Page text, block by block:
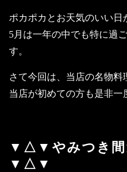
ポカポカとお天気のいい日
5月は一年の中でも特に過
す。
さて今回は、当店の名物料
当店が初めての方も是非一
▼△▼やみつき間
▼△▼